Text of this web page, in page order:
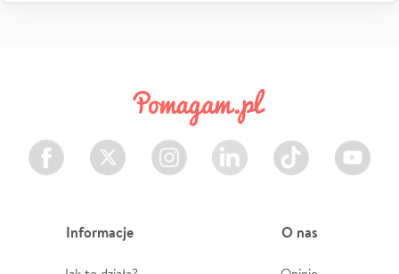
Facebook Twitter Instagram LinkedIn TikTok Youtube
Informacje O nas